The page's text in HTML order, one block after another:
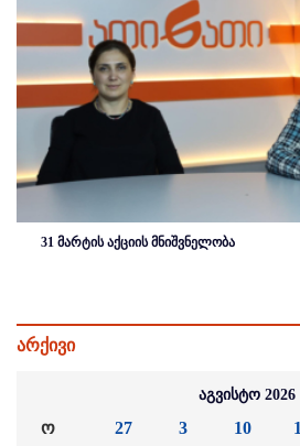
31 მარტის აქციის მნიშვნელობა
არქივი
აგვისტო 2026
ო 27 3 10